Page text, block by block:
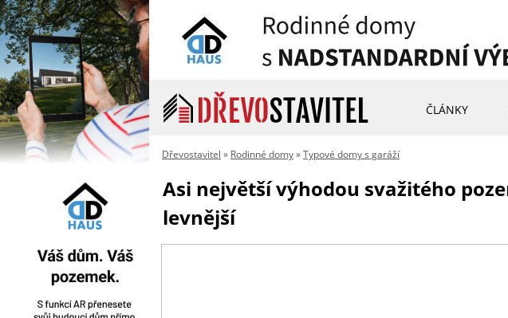
ČLÁNKY
Dřevostavitel » Rodinné domy»Typové domy s garáží
Asi největší výhodou svažitého
levnější